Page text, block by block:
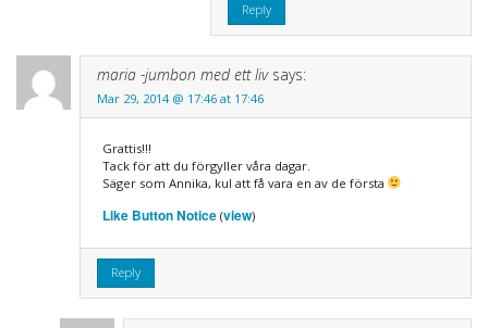
Reply
maria -jumbon med ett liv says:
Mar 29, 2014 @ 17:46 at 17:46
Grattis!!!
Tack för att du förgyller våra dagar.
Säger som Annika, kul att få vara en av de första
Like Button Notice(view)
Reply